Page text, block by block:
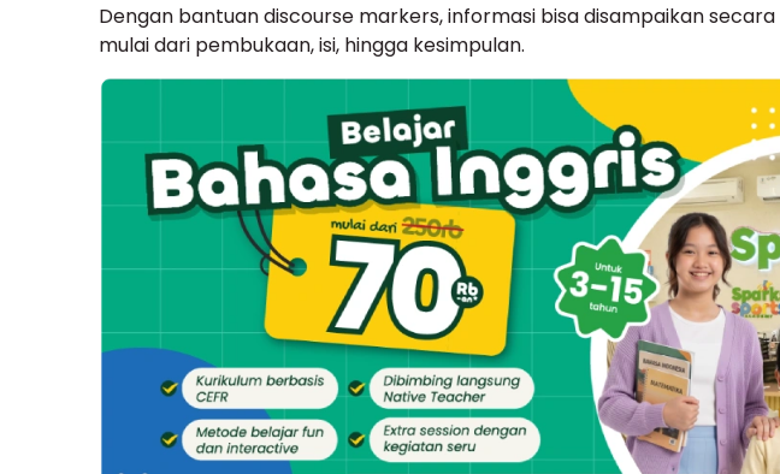
Dengan bantuan discourse markers, informasi bisa disampaikan
mulai dari pembukaan, isi, hingga kesimpulan.